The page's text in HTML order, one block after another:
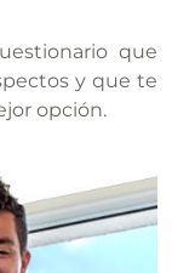
que
y que te
opción.